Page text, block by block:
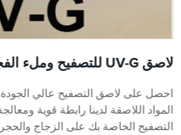
لاصق UV-G للتصفيح وملء الفجوات
المواد اللاصقة لدينا رابطة قوية
التصفيح الخاصة بك على الزجاج والحجر